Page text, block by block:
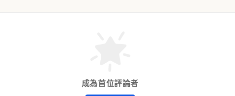
成為首位評論者